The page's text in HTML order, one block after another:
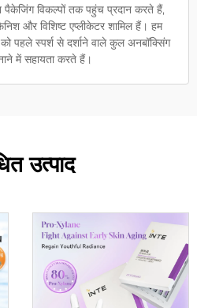
पैकेजिंग विकल्पों तक पहुंच प्रदान करते हैं,
और विशिष्ट एप्लीकेटर शामिल हैं। हम
पहले स्पर्श से दर्शाने वाले कुल अनबॉक्सिंग
में सहायता करते हैं।
उत्पाद